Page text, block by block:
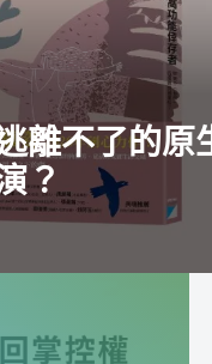
離不了的
？